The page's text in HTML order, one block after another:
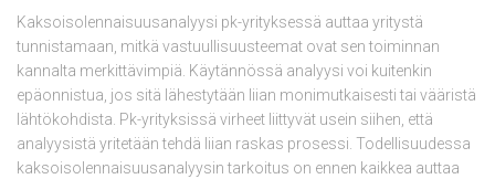
Kaksoisolennaisuusanalyysi pk-yrityksessä auttaa yritystä
tunnistamaan, mitkä vastuullisuusteemat ovat sen toiminnan
kannalta merkittävimpiä. Käytännössä analyysi voi kuitenkin
epäonnistua, jos sitä lähestytään liian monimutkaisesti tai vääristä
lähtökohdista. Pk-yrityksissä virheet liittyvät usein siihen, että
analyysistä yritetään tehdä liian raskas prosessi. Todellisuudessa
kaksoisolennaisuusanalyysin tarkoitus on ennen kaikkea auttaa